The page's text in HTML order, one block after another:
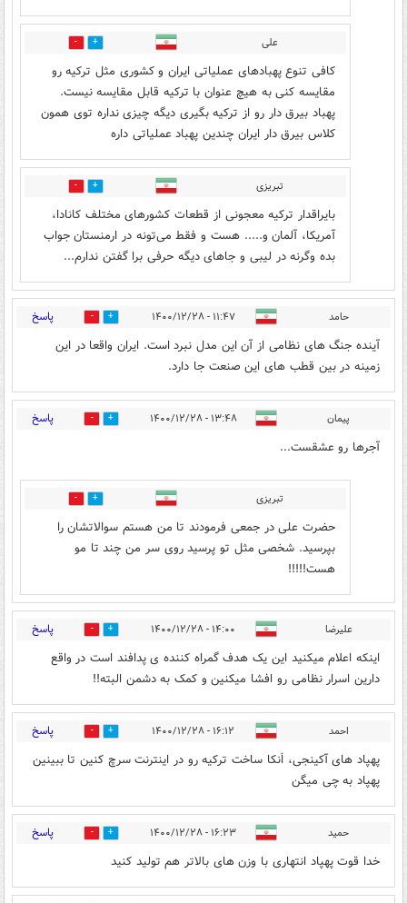
علی 9
کافی تنوع پهبادهای عملیاتی ایران و کشوری مثل ترکیه رو
مقایسه کنی به هیچ عنوان با ترکیه قابل مقایسه نیست.
پهباد بیرق دار رو از ترکیه بگیری دیگه چیزی نداره توی همون
کلاس بیرق دار ایران چندین پهباد عملیاتی داره
تبریزی 2
بایراقدار ترکیه معجونی از قطعات کشورهای مختلف کانادا،
آمریکا، آلمان و..... هست و فقط می‌تونه در ارمنستان جواب
بده وگرنه در لیبی و جاهای دیگه حرفی برا گفتن ندارم...
حامد ۱۱:۴۷ - ۱۴۰۰/۱۲/۲۸ 8 پاسخ
آینده جنگ های نظامی از آن این مدل نبرد است. ایران واقعا در این
زمینه در بین قطب های این صنعت جا دارد.
پیمان ۱۳:۴۸ - ۱۴۰۰/۱۲/۲۸ 1 پاسخ
آجرها رو عشقست...
تبریزی 4
حضرت علی در جمعی فرمودند تا من هستم سوالاتشان را
بپرسید. شخصی مثل تو پرسید روی سر من چند تا مو
هست!!!!!
علیرضا ۱۴:۰۰ - ۱۴۰۰/۱۲/۲۸ 5 پاسخ
اینکه اعلام میکنید این یک هدف گمراه کننده ی پدافند است در واقع
دارین اسرار نظامی رو افشا میکنین و کمک به دشمن البته!!
احمد ۱۶:۱۲ - ۱۴۰۰/۱۲/۲۸ 1 پاسخ
پهپاد های آکینجی، اَنکا ساخت ترکیه رو در اینترنت سرچ کنین‌ تا ببینین
پهپاد به چی میگن
حمید ۱۶:۲۳ - ۱۴۰۰/۱۲/۲۸ 1 پاسخ
خدا قوت پهپاد انتهاری با وزن های بالاتر هم تولید کنید